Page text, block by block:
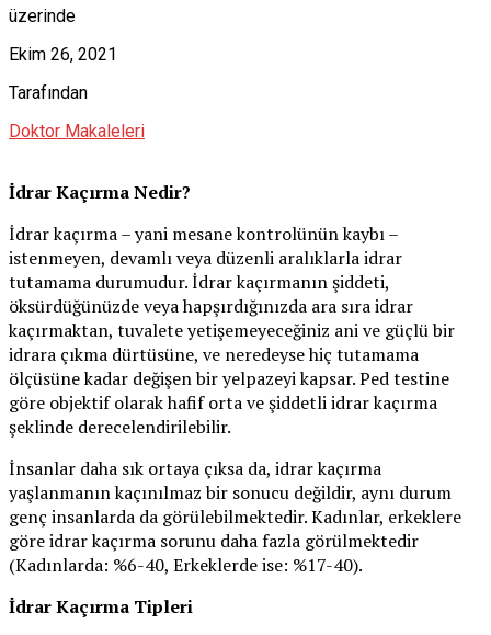
üzerinde
Ekim 26, 2021
Tarafından
Doktor Makaleleri
İdrar Kaçırma Nedir?
İdrar kaçırma – yani mesane kontrolünün kaybı –
istenmeyen, devamlı veya düzenli aralıklarla idrar
tutamama durumudur. İdrar kaçırmanın şiddeti,
öksürdüğünüzde veya hapşırdığınızda ara sıra idrar
kaçırmaktan, tuvalete yetişemeyeceğiniz ani ve güçlü bir
idrara çıkma dürtüsüne, ve neredeyse hiç tutamama
ölçüsüne kadar değişen bir yelpazeyi kapsar. Ped testine
göre objektif olarak hafif orta ve şiddetli idrar kaçırma
şeklinde derecelendirilebilir.
İnsanlar daha sık ortaya çıksa da, idrar kaçırma
yaşlanmanın kaçınılmaz bir sonucu değildir, aynı durum
genç insanlarda da görülebilmektedir. Kadınlar, erkeklere
göre idrar kaçırma sorunu daha fazla görülmektedir
(Kadınlarda: %6-40, Erkeklerde ise: %17-40).
İdrar Kaçırma Tipleri